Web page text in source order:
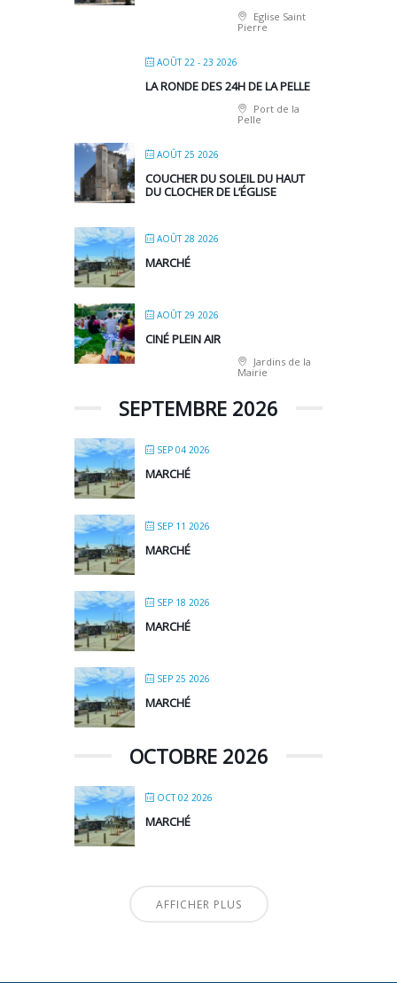
Eglise Saint
Pierre
AOÛT 22 - 23 2026
LA RONDE DES 24H DE LA PELLE
Port de la
Pelle
AOÛT 25 2026
COUCHER DU SOLEIL DU HAUT
DU CLOCHER DE L’ÉGLISE
AOÛT 28 2026
MARCHÉ
AOÛT 29 2026
CINÉ PLEIN AIR
Jardins de la
Mairie
SEPTEMBRE 2026
SEP 04 2026
MARCHÉ
SEP 11 2026
MARCHÉ
SEP 18 2026
MARCHÉ
SEP 25 2026
MARCHÉ
OCTOBRE 2026
OCT 02 2026
MARCHÉ
AFFICHER PLUS